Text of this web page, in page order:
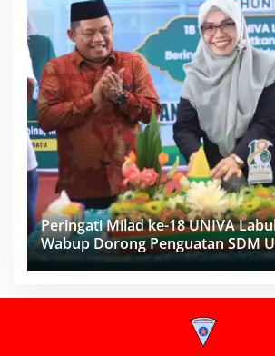
Peringati Milad ke-18 UNIVA
Wabup Dorong Penguatan SDM
Menuju Indonesia Emas 2045